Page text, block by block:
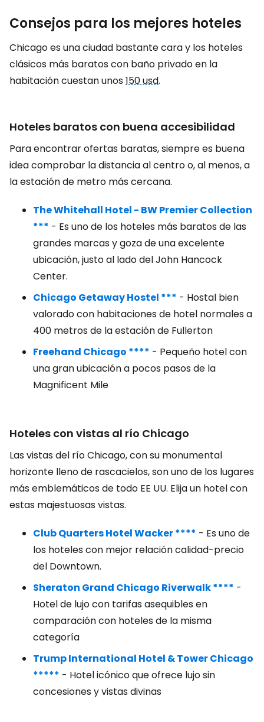
Consejos para los mejores hoteles
Chicago es una ciudad bastante cara y los hoteles
clásicos más baratos con baño privado en la
habitación cuestan unos150 usd.
Hoteles baratos con buena accesibilidad
Para encontrar ofertas baratas, siempre es buena
idea comprobar la distancia al centro o, al menos, a
la estación de metro más cercana.
The Whitehall Hotel - BW Premier Collection
*** - Es uno de los hoteles más baratos de las
grandes marcas y goza de una excelente
ubicación, justo al lado del John Hancock
Center.
Chicago Getaway Hostel *** - Hostal bien
valorado con habitaciones de hotel normales a
400 metros de la estación de Fullerton
Freehand Chicago **** - Pequeño hotel con
una gran ubicación a pocos pasos de la
Magnificent Mile
Hoteles con vistas al río Chicago
Las vistas del río Chicago, con su monumental
horizonte lleno de rascacielos, son uno de los lugares
más emblemáticos de todo EE UU. Elija un hotel con
estas majestuosas vistas.
Club Quarters Hotel Wacker **** - Es uno de
los hoteles con mejor relación calidad-precio
del Downtown.
Sheraton Grand Chicago Riverwalk **** -
Hotel de lujo con tarifas asequibles en
comparación con hoteles de la misma
categoría
Trump International Hotel & Tower Chicago
***** - Hotel icónico que ofrece lujo sin
concesiones y vistas divinas